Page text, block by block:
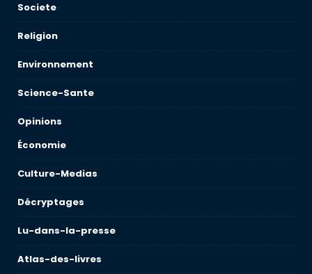
Societe
Religion
Environnement
Science-Sante
Opinions
Économie
Culture-Medias
Décryptages
Lu-dans-la-presse
Atlas-des-livres